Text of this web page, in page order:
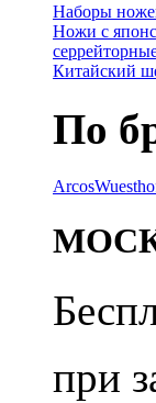
Наборы
Ножи с
Китайский
По
Arcos
при